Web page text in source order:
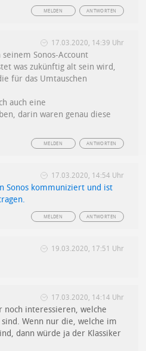
ANTWORTEN
MELDEN
17.03.2020, 14:39 Uhr
Sonos-Account
was zukünftig alt sein wird,
für das Umtauschen
auch eine
darin waren genau diese
ANTWORTEN
MELDEN
17.03.2020, 14:54 Uhr
Sonos kommuniziert und ist
ANTWORTEN
MELDEN
19.03.2020, 17:51 Uhr
17.03.2020, 14:14 Uhr
noch interessieren, welche
Wenn nur die, welche im
dann würde ja der Klassiker